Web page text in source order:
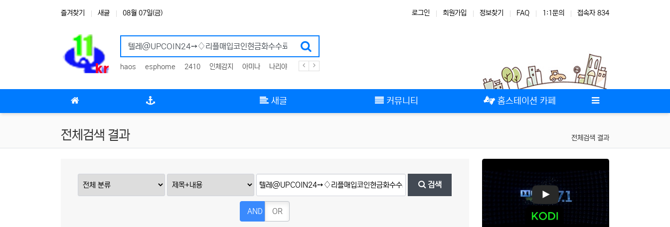
즐겨찾기 새글 08월 07일(금) 로그인 회원가입 정보찾기 FAQ 1:1문의 접속자 834
haos esphome 2410 인체감지 아미나 나리야 플러그인 위젯 애드온
새글 커뮤니티 홈스테이션 카페
전체검색 결과 전체검색 결과
검색
AND OR